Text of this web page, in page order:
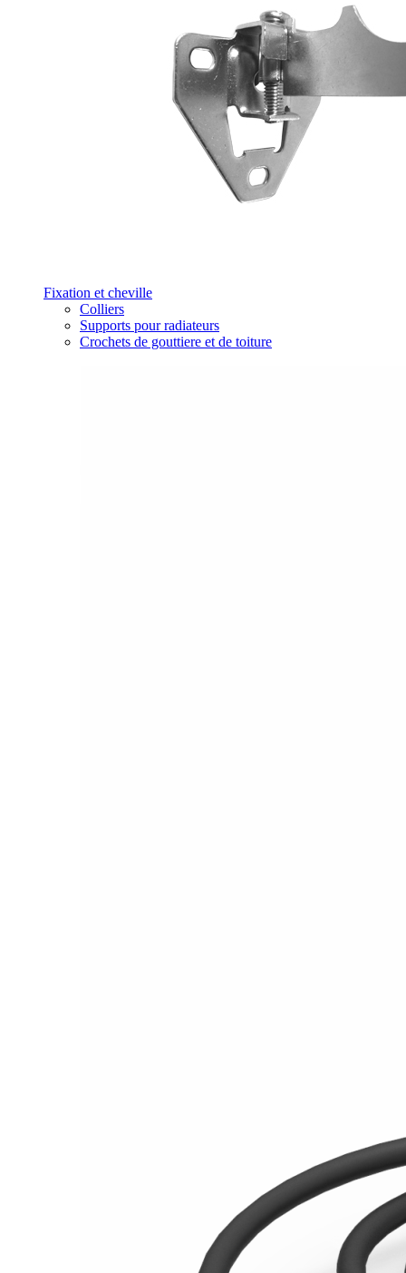
Fixation et cheville
Colliers
Supports pour radiateurs
Crochets de gouttiere et de toiture